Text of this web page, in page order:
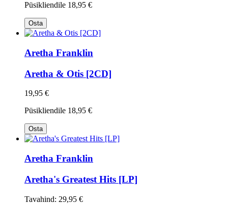
Püsikliendile 18,95 €
Osta
Aretha Franklin
Aretha & Otis [2CD]
19,95 €
Püsikliendile 18,95 €
Osta
Aretha Franklin
Aretha's Greatest Hits [LP]
Tavahind: 29,95 €